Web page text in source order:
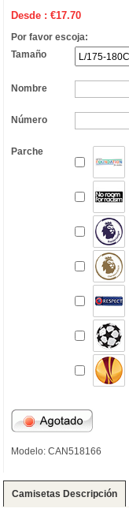
Desde :€17.70
Por favor escoja:
Tamaño
Nombre
Número
Parche
Modelo: CAN518166
Camisetas Descripción